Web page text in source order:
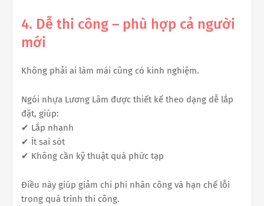
4. Dễ thi công – phù hợp cả người
mới
Không phải ai làm mái cũng có kinh nghiệm.
Ngói nhựa Lương Lâm được thiết kế theo dạng dễ lắp
đặt, giúp:
✔ Lắp nhanh
✔ Ít sai sót
✔ Không cần kỹ thuật quá phức tạp
Điều này giúp giảm chi phí nhân công và hạn chế lỗi
trong quá trình thi công.